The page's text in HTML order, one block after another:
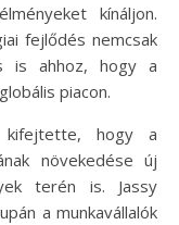
kínáljon.
fejlődés nemcsak
is ahhoz, hogy a
piacon.
hogy a
növekedése új
terén is. Jassy
a munkavállalók